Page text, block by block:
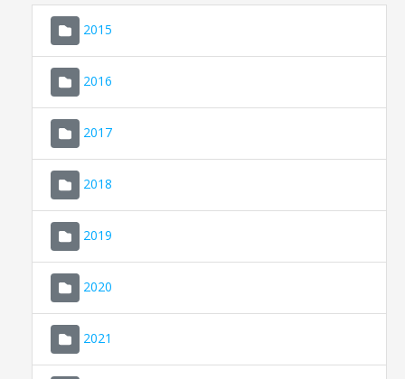
2015
2016
2017
2018
2019
2020
2021